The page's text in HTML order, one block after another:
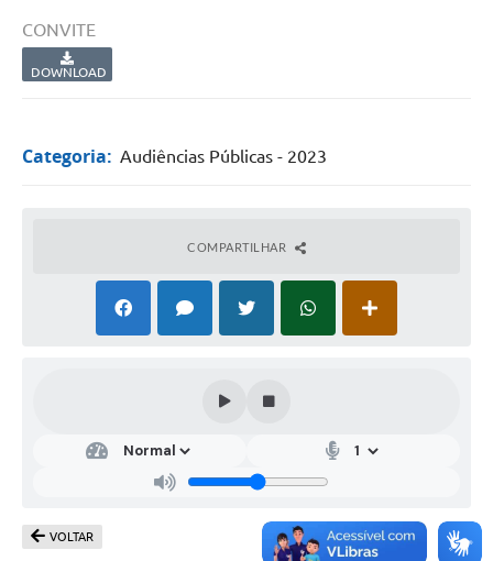
CONVITE
DOWNLOAD
Categoria: Audiências Públicas - 2023
COMPARTILHAR
VOLTAR